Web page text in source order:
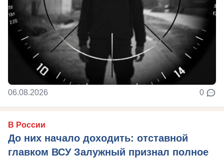
06.08.2026 0
В России
До них начало доходить: отставной
главком ВСУ Залужный признал полное